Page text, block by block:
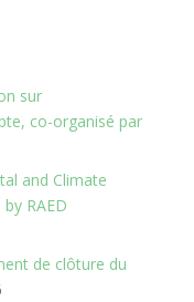
sur
co-organisé par
and Climate
RAED
de clôture du